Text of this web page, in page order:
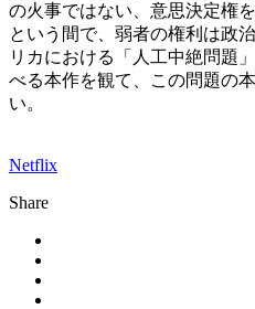
の火事ではない、意思決定権
という間で、弱者の権利は政
リカにおける「人工中絶問題
べる本作を観て、この問題の
い。
Netflix
Share